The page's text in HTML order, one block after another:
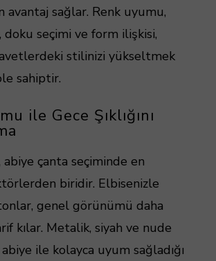
avantaj sağlar. Renk uyumu,
seçimi ve form ilişkisi,
stilinizi yükseltmek
sahiptir.
ile Gece Şıklığını
çanta seçiminde en
biridir. Elbisenizle
genel görünümü daha
kılar. Metalik, siyah ve nude
ile kolayca uyum sağladığı